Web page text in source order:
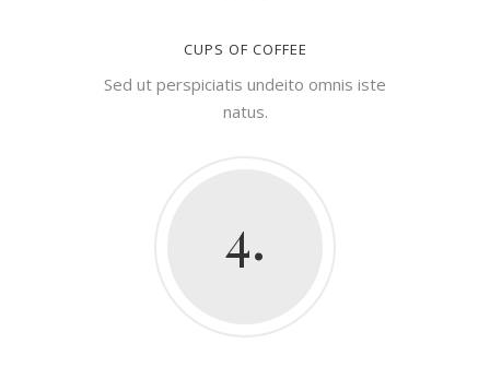
CUPS OF COFFEE
Sed ut perspiciatis undeito omnis iste
natus.
4.